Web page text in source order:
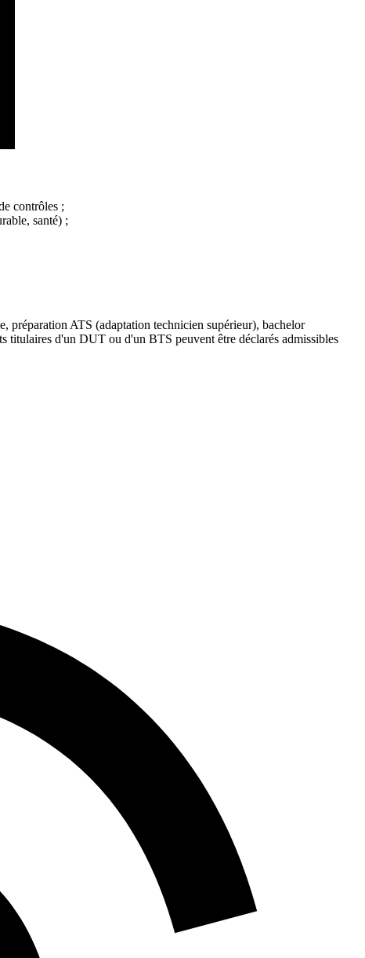
contrôles ;
santé) ;
préparation ATS (adaptation technicien supérieur), bachelor
titulaires d'un DUT ou d'un BTS peuvent être déclarés admissibles